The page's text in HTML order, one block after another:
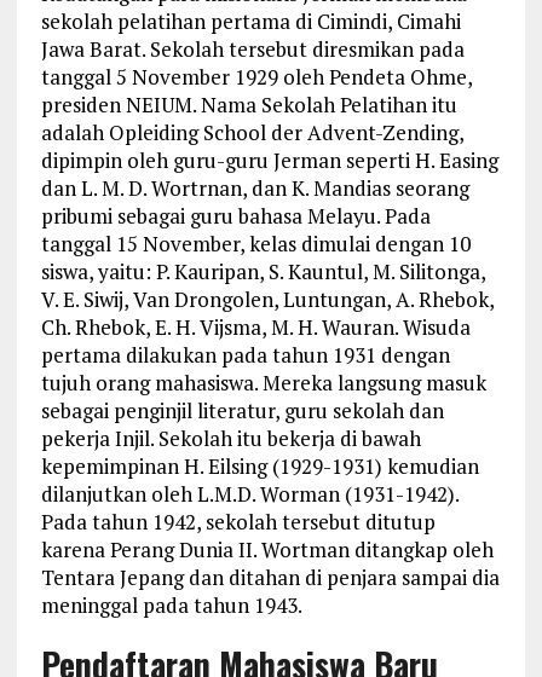
sekolah pelatihan pertama di Cimindi, Cimahi
Jawa Barat. Sekolah tersebut diresmikan pada
tanggal 5 November 1929 oleh Pendeta Ohme,
presiden NEIUM. Nama Sekolah Pelatihan itu
adalah Opleiding School der Advent-Zending,
dipimpin oleh guru-guru Jerman seperti H. Easing
dan L. M. D. Wortrnan, dan K. Mandias seorang
pribumi sebagai guru bahasa Melayu. Pada
tanggal 15 November, kelas dimulai dengan 10
siswa, yaitu: P. Kauripan, S. Kauntul, M. Silitonga,
V. E. Siwij, Van Drongolen, Luntungan, A. Rhebok,
Ch. Rhebok, E. H. Vijsma, M. H. Wauran. Wisuda
pertama dilakukan pada tahun 1931 dengan
tujuh orang mahasiswa. Mereka langsung masuk
sebagai penginjil literatur, guru sekolah dan
pekerja Injil. Sekolah itu bekerja di bawah
kepemimpinan H. Eilsing (1929-1931) kemudian
dilanjutkan oleh L.M.D. Worman (1931-1942).
Pada tahun 1942, sekolah tersebut ditutup
karena Perang Dunia II. Wortman ditangkap oleh
Tentara Jepang dan ditahan di penjara sampai dia
meninggal pada tahun 1943.
Pendaftaran Mahasiswa Baru